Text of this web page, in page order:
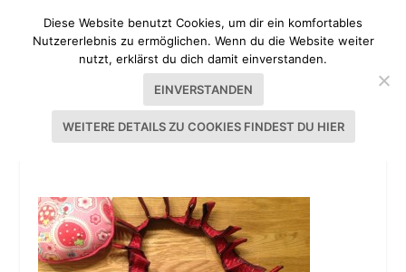
TUTORIAL DIRNDL NÄHEN
Diese Website benutzt Cookies, um dir ein komfortables
Nutzererlebnis zu ermöglichen. Wenn du die Website weiter
nutzt, erklärst du dich damit einverstanden.
EINVERSTANDEN
WEITERE DETAILS ZU COOKIES FINDEST DU HIER